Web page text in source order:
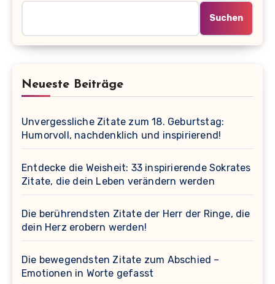
Suchen
Neueste Beiträge
Unvergessliche Zitate zum 18. Geburtstag:
Humorvoll, nachdenklich und inspirierend!
Entdecke die Weisheit: 33 inspirierende Sokrates
Zitate, die dein Leben verändern werden
Die berührendsten Zitate der Herr der Ringe, die
dein Herz erobern werden!
Die bewegendsten Zitate zum Abschied –
Emotionen in Worte gefasst